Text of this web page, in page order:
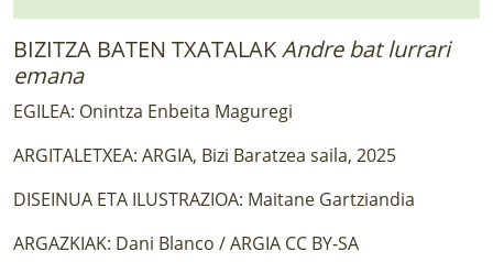
BIZITZA BATEN TXATALAKAndre bat lurrari
emana
EGILEA: Onintza Enbeita Maguregi
ARGITALETXEA: ARGIA, Bizi Baratzea saila, 2025
DISEINUA ETA ILUSTRAZIOA: Maitane Gartziandia
ARGAZKIAK: Dani Blanco / ARGIA CC BY-SA